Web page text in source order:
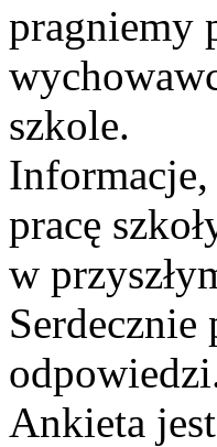
pragniemy
szkole.
pracę
w
Ankieta